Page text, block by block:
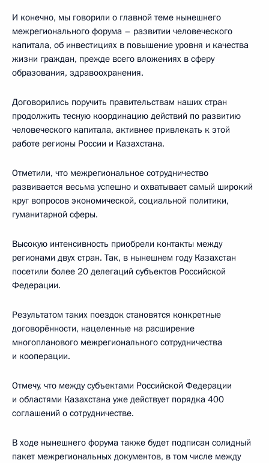
И конечно, мы говорили о главной теме нынешнего
межрегионального форума – развитии человеческого
капитала, об инвестициях в повышение уровня и качества
жизни граждан, прежде всего вложениях в сферу
образования, здравоохранения.
Договорились поручить правительствам наших стран
продолжить тесную координацию действий по развитию
человеческого капитала, активнее привлекать к этой
работе регионы России и Казахстана.
Отметили, что межрегиональное сотрудничество
развивается весьма успешно и охватывает самый широкий
круг вопросов экономической, социальной политики,
гуманитарной сферы.
Высокую интенсивность приобрели контакты между
регионами двух стран. Так, в нынешнем году Казахстан
посетили более 20 делегаций субъектов Российской
Федерации.
Результатом таких поездок становятся конкретные
договорённости, нацеленные на расширение
многопланового межрегионального сотрудничества
и кооперации.
Отмечу, что между субъектами Российской Федерации
и областями Казахстана уже действует порядка 400
соглашений о сотрудничестве.
В ходе нынешнего форума также будет подписан солидный
пакет межрегиональных документов, в том числе между